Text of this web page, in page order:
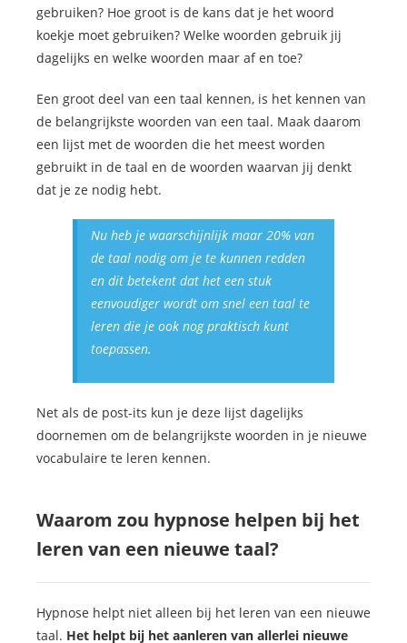
gebruiken? Hoe groot is de kans dat je het woord
koekje moet gebruiken? Welke woorden gebruik jij
dagelijks en welke woorden maar af en toe?
Een groot deel van een taal kennen, is het kennen van
de belangrijkste woorden van een taal. Maak daarom
een lijst met de woorden die het meest worden
gebruikt in de taal en de woorden waarvan jij denkt
dat je ze nodig hebt.
Nu heb je waarschijnlijk maar 20% van
de taal nodig om je te kunnen redden
en dit betekent dat het een stuk
eenvoudiger wordt om snel een taal te
leren die je ook nog praktisch kunt
toepassen.
Net als de post-its kun je deze lijst dagelijks
doornemen om de belangrijkste woorden in je nieuwe
vocabulaire te leren kennen.
Waarom zou hypnose helpen bij het
leren van een nieuwe taal?
Hypnose helpt niet alleen bij het leren van een nieuwe
taal. Het helpt bij het aanleren van allerlei nieuwe